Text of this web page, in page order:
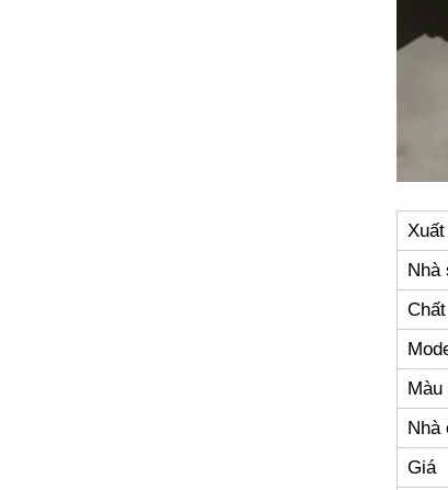
Nhà
Màu
Nhà
Giá